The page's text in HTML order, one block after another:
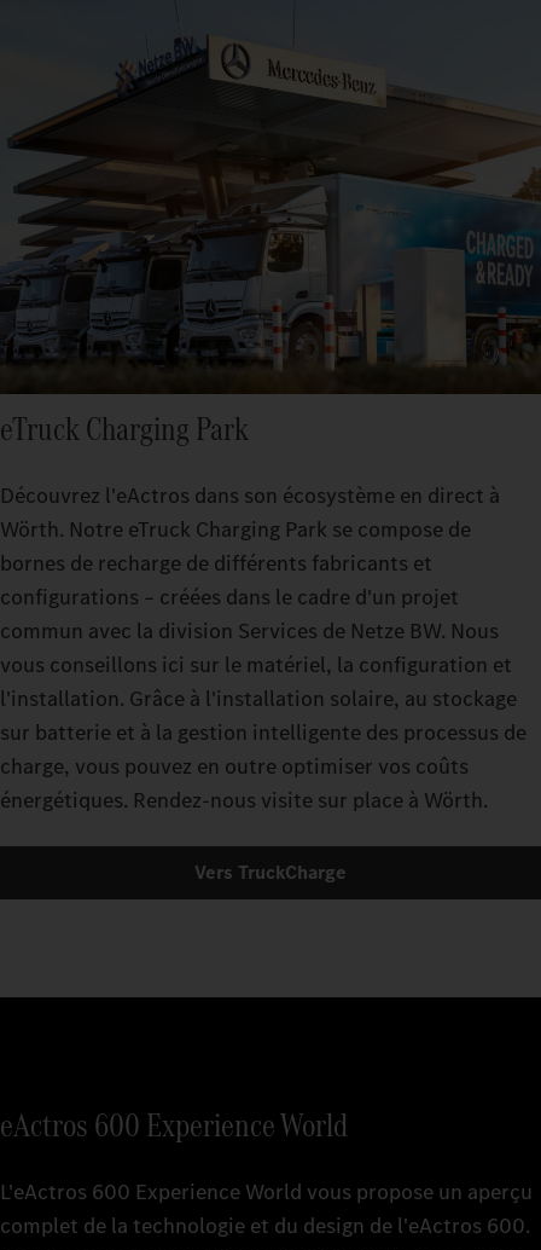
eTruck Charging Park
Découvrez l'eActros dans son écosystème en direct à
Wörth. Notre eTruck Charging Park se compose de
bornes de recharge de différents fabricants et
configurations – créées dans le cadre d'un projet
commun avec la division Services de Netze BW. Nous
vous conseillons ici sur le matériel, la configuration et
l'installation. Grâce à l'installation solaire, au stockage
sur batterie et à la gestion intelligente des processus de
charge, vous pouvez en outre optimiser vos coûts
énergétiques. Rendez-nous visite sur place à Wörth.
Vers TruckCharge
eActros 600 Experience World
L'eActros 600 Experience World vous propose un aperçu
complet de la technologie et du design de l'eActros 600.